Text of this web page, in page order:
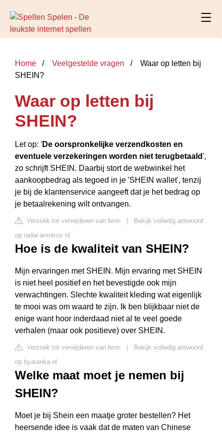
Home Veelgestelde vragen
Waar op letten bij
SHEIN?
Waar op letten bij
SHEIN?
Let op: 'De oorspronkelijke verzendkosten en
eventuele verzekeringen worden niet terugbetaald',
zo schrijft SHEIN. Daarbij stort de webwinkel het
aankoopbedrag als tegoed in je 'SHEIN wallet', tenzij
je bij de klantenservice aangeeft dat je het bedrag op
je betaalrekening wilt ontvangen.
Verzoek tot verwijderen van bron
Bekijk volledig antwoord
op radar.avrotros.nl
Hoe is de kwaliteit van SHEIN?
Mijn ervaringen met SHEIN. Mijn ervaring met SHEIN
is niet heel positief en het bevestigde ook mijn
verwachtingen. Slechte kwaliteit kleding wat eigenlijk
te mooi was om waard te zijn. Ik ben blijkbaar niet de
enige want hoor inderdaad niet al te veel goede
verhalen (maar ook positieve) over SHEIN.
Verzoek tot verwijderen van bron
Bekijk volledig antwoord
op byaranka.nl
Welke maat moet je nemen bij
SHEIN?
Moet je bij Shein een maatje groter bestellen? Het
heersende idee is vaak dat de maten van Chinese